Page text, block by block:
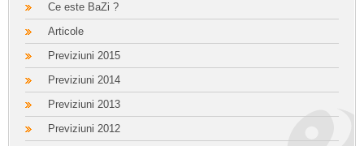
Ce este BaZi ?
Articole
Previziuni 2015
Previziuni 2014
Previziuni 2013
Previziuni 2012